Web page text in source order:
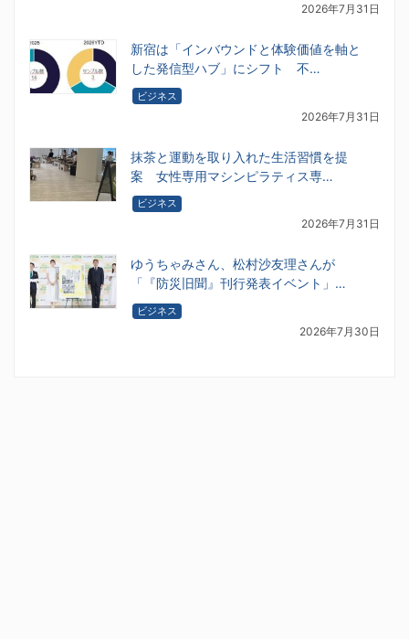
2026年7月31日
新宿は「インバウンドと体験価値を軸と
した発信型ハブ」にシフト 不…
ビジネス
2026年7月31日
抹茶と運動を取り入れた生活習慣を提
案 女性専用マシンピラティス専…
ビジネス
2026年7月31日
ゆうちゃみさん、松村沙友理さんが
「『防災旧聞』刊行発表イベント」…
ビジネス
2026年7月30日